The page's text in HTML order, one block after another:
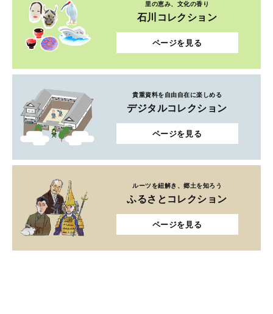
里の恵み、文化の香り
石川コレクション
ページを見る
貴重資料を自由自在に楽しめる
デジタルコレクション
ページを見る
ルーツを紐解き、郷土を知ろう
ふるさとコレクション
ページを見る